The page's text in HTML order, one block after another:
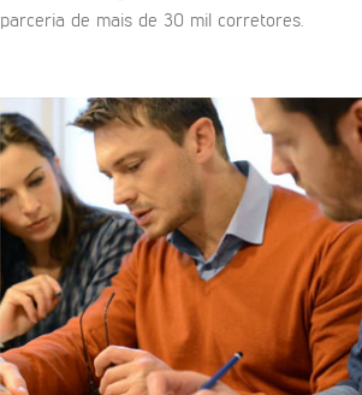
parceria de mais de 30 mil corretores.